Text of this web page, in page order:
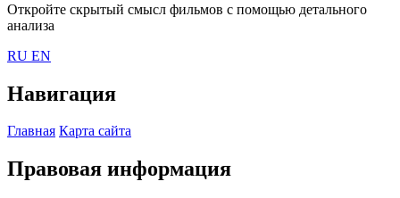
Откройте скрытый смысл фильмов с помощью детального
анализа
RU EN
Навигация
Главная Карта сайта
Правовая информация